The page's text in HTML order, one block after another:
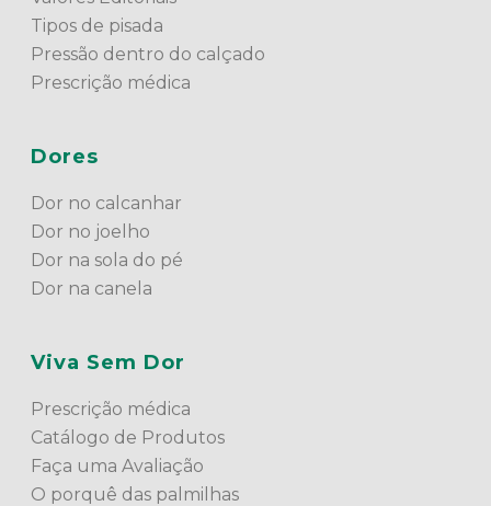
Tipos de pisada
Pressão dentro do calçado
Prescrição médica
Dores
Dor no calcanhar
Dor no joelho
Dor na sola do pé
Dor na canela
Viva Sem Dor
Prescrição médica
Catálogo de Produtos
Faça uma Avaliação
O porquê das palmilhas